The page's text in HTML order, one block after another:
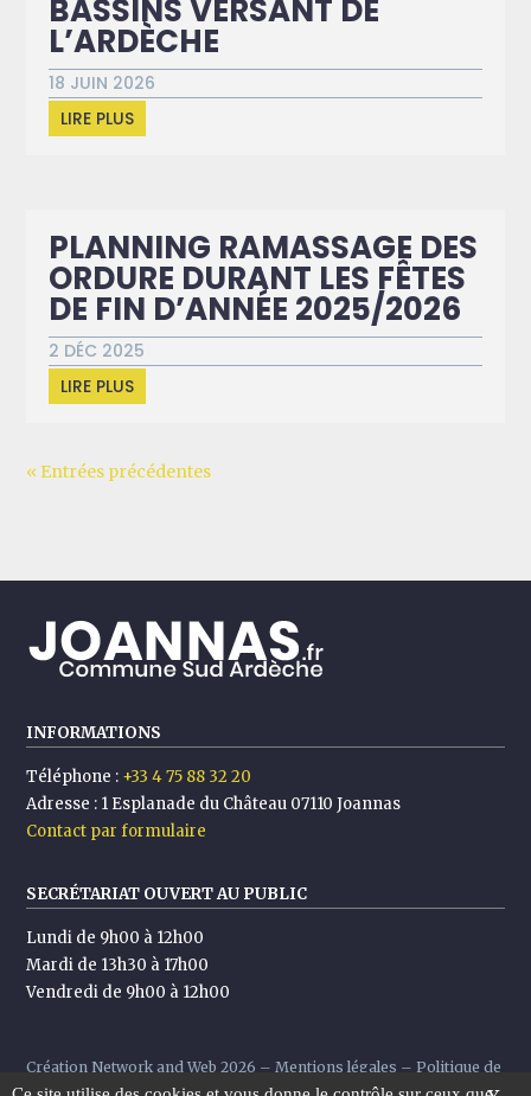
BASSINS VERSANT DE
L’ARDÈCHE
18 JUIN 2026
LIRE PLUS
PLANNING RAMASSAGE DES
ORDURE DURANT LES FÊTES
DE FIN D’ANNÉE 2025/2026
2 DÉC 2025
LIRE PLUS
« Entrées précédentes
INFORMATIONS
Téléphone : +33 4 75 88 32 20
Adresse : 1 Esplanade du Château 07110 Joannas
Contact par formulaire
SECRÉTARIAT OUVERT AU PUBLIC
Lundi de 9h00 à 12h00
Mardi de 13h30 à 17h00
Vendredi de 9h00 à 12h00
Création Network and Web 2026 –Mentions légales – Politique de